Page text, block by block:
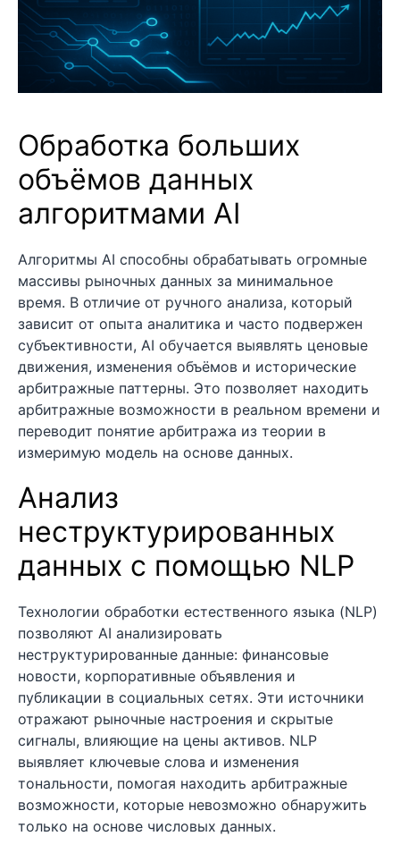
Обработка больших
объёмов данных
алгоритмами AI
Алгоритмы AI способны обрабатывать огромные
массивы рыночных данных за минимальное
время. В отличие от ручного анализа, который
зависит от опыта аналитика и часто подвержен
субъективности, AI обучается выявлять ценовые
движения, изменения объёмов и исторические
арбитражные паттерны. Это позволяет находить
арбитражные возможности в реальном времени и
переводит понятие арбитража из теории в
измеримую модель на основе данных.
Анализ
неструктурированных
данных с помощью NLP
Технологии обработки естественного языка (NLP)
позволяют AI анализировать
неструктурированные данные: финансовые
новости, корпоративные объявления и
публикации в социальных сетях. Эти источники
отражают рыночные настроения и скрытые
сигналы, влияющие на цены активов. NLP
выявляет ключевые слова и изменения
тональности, помогая находить арбитражные
возможности, которые невозможно обнаружить
только на основе числовых данных.